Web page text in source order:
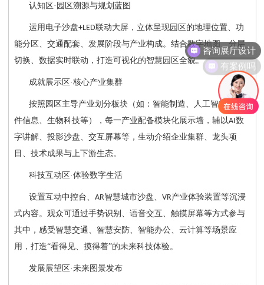
认知区·园区溯源与规划蓝图
运用电子沙盘+LED联动大屏，立体呈现园区的地理位置、功
能分区、交通配套、发展阶段与产业构成。结合数字地图、分层
切换、数据实时联动，打造可视化的智慧园区全貌。
成就展示区·核心产业集群
按照园区主导产业划分板块（如：智能制造、人工智能、软
件信息、生物科技等），每一产业配备模块化展示墙，辅以AI数
字讲解、投影沙盘、交互屏幕等，生动介绍企业集群、龙头项
目、技术成果与上下游生态。
科技互动区·体验数字生活
设置互动中控台、 AR智慧城市沙盘、 VR产业体验装置等沉浸
式内容。观众可通过手势识别、语音交互、触摸屏幕等方式参与
其中，感受智慧交通、智慧安防、智能办公、云计算等场景应
用，打造“看得见、摸得着”的未来科技体验。
发展展望区·未来图景发布
咨询展厅设计
有案例吗